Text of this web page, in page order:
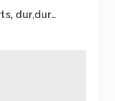
dur,dur…